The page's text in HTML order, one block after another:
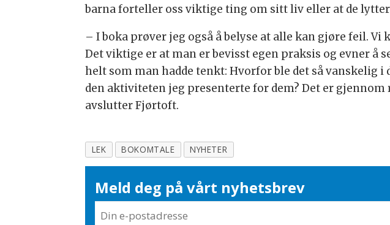
barna forteller oss viktige ting om sitt liv eller at de
– I boka prøver jeg også å belyse at alle kan gjøre feil.
Det viktige er at man er bevisst egen praksis og evner å
helt som man hadde tenkt: Hvorfor ble det så
den aktiviteten jeg presenterte for dem? Det er
avslutter Fjørtoft.
LEK BOKOMTALE NYHETER
Meld deg på vårt nyhetsbrev